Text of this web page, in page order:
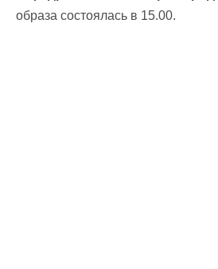
образа состоялась в 15.00.